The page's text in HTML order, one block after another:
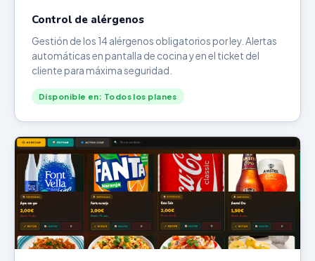
Control de alérgenos
Gestión de los 14 alérgenos obligatorios por ley. Alertas
automáticas en pantalla de cocina y en el ticket del
cliente para máxima seguridad.
Disponible en: Todos los planes